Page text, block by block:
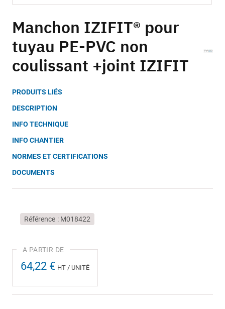
to
the
beginning
of
the
gallery
Manchon IZIFIT® pour
tuyau PE-PVC non
coulissant +joint IZIFIT
PRODUITS LIÉS
DESCRIPTION
INFO TECHNIQUE
INFO CHANTIER
NORMES ET CERTIFICATIONS
DOCUMENTS
Référence M018422
64,22 € HT / UNITÉ